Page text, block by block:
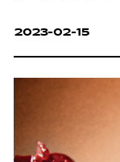
2023-02-15